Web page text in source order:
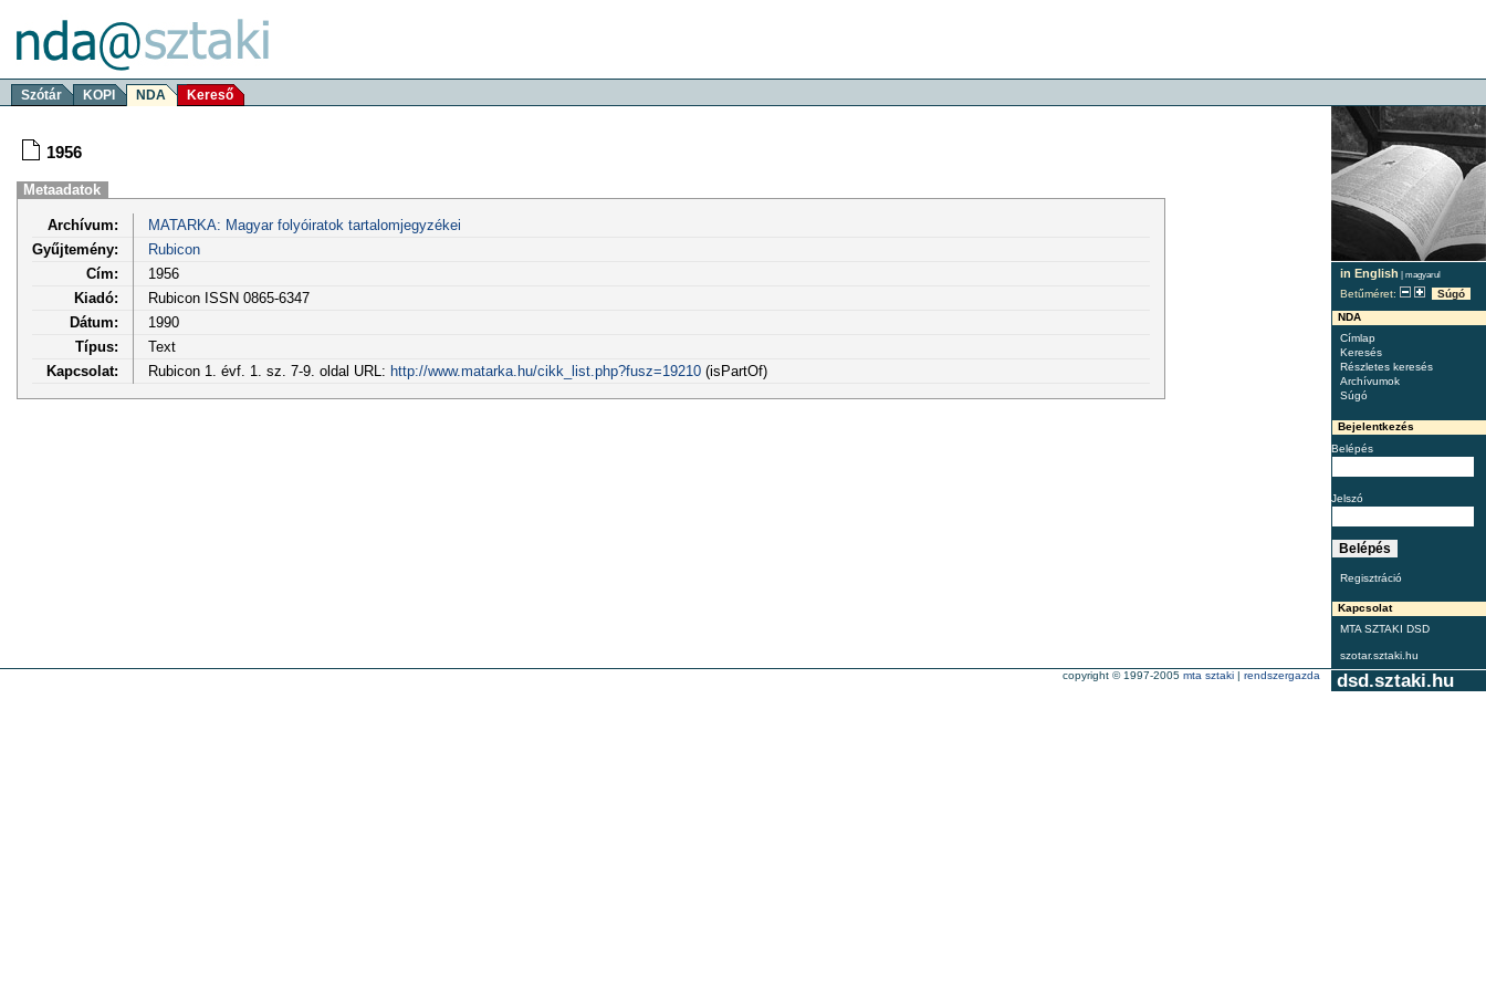
Szótár KOPI NDA Kereső
in English | magyarul
Betűméret:
Súgó
NDA
Címlap
Keresés
Részletes keresés
Archívumok
Súgó
Bejelentkezés
Belépés
Jelszó
Regisztráció
Kapcsolat
MTA SZTAKI DSD
szotar.sztaki.hu
1956
Metaadatok
Archívum:
MATARKA: Magyar folyóiratok tartalomjegyzékei
Gyűjtemény:
Rubicon
Cím:
1956
Kiadó:
Rubicon ISSN 0865-6347
Dátum:
1990
Típus:
Text
Kapcsolat:
Rubicon 1. évf. 1. sz. 7-9. oldal URL: http://www.matarka.hu/cikk_list.php?fusz=19210(isPartOf)
dsd.sztaki.hu
copyright © 1997-2005 mta sztaki | rendszergazda